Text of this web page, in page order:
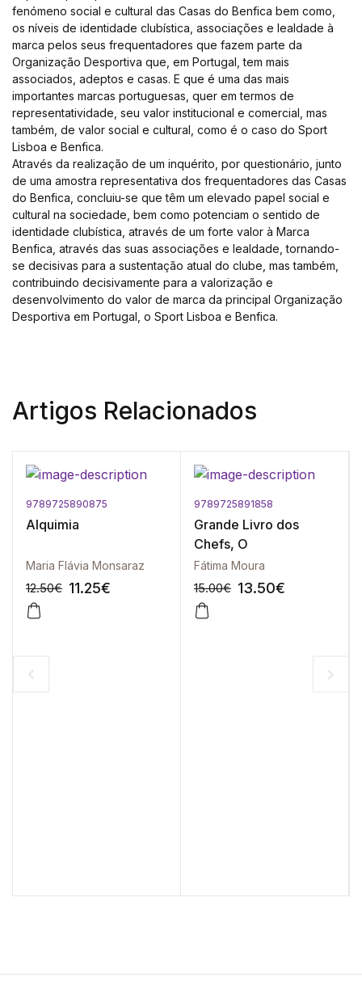
fenómeno social e cultural das Casas do Benfica bem como,
os níveis de identidade clubística, associações e lealdade à
marca pelos seus frequentadores que fazem parte da
Organização Desportiva que, em Portugal, tem mais
associados, adeptos e casas. E que é uma das mais
importantes marcas portuguesas, quer em termos de
representatividade, seu valor institucional e comercial, mas
também, de valor social e cultural, como é o caso do Sport
Lisboa e Benfica.
Através da realização de um inquérito, por questionário, junto
de uma amostra representativa dos frequentadores das Casas
do Benfica, concluiu-se que têm um elevado papel social e
cultural na sociedade, bem como potenciam o sentido de
identidade clubística, através de um forte valor à Marca
Benfica, através das suas associações e lealdade, tornando-
se decisivas para a sustentação atual do clube, mas também,
contribuindo decisivamente para a valorização e
desenvolvimento do valor de marca da principal Organização
Desportiva em Portugal, o Sport Lisboa e Benfica.
Artigos Relacionados
9789725890875
Alquimia
Maria Flávia Monsaraz
12.50€ 11.25€
-10%
9789725891858
Grande Livro dos
Chefs, O
Fátima Moura
15.00€ 13.50€